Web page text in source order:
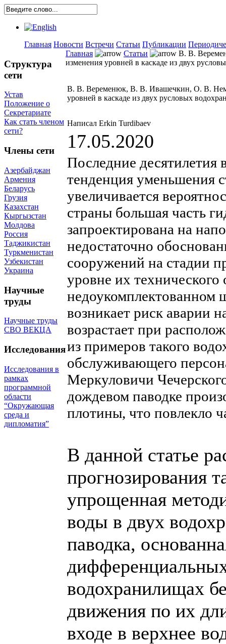
Главная Новости Встречи Статьи Публикации
Структура
сети
Устав
Положение о
Секретариате
Как стать членом
сети?
Члены сети
Азербайджан
Армения
Беларусь
Грузия
Казахстан
Кыргызстан
Молдова
Россия
Таджикистан
Туркменистан
Узбекистан
Украина
Научные
труды
Научные труды
СВО ВЕКЦА
Исследования
Исследования в
рамках
программной
области
“Окружающая
среда и
дипломатия”
Главная Статьи
В. В.
изменения уровней в каскаде из двух
В. В. Веременюк, В. В. Ивашечкин, О. В.
уровней в каскаде из двух русловых
Написал Erkin Turdibaev
17.05.2020
Последние десятилетия
тенденция уменьшения
увеличивается
страны большая часть
запроектирована на
недостаточно
сооружений на стадии
уровне их
недоукомплектованном
возникает риск аварии
возрастает при
из примеров такого
обслуживающего
Меркуловичи
дождевом паводке
плотины, что повлекло
В данной статье
прогнозирования
упрощенная
воды в двух
паводка,
водохранилищах
движения по их
входе в верхнее